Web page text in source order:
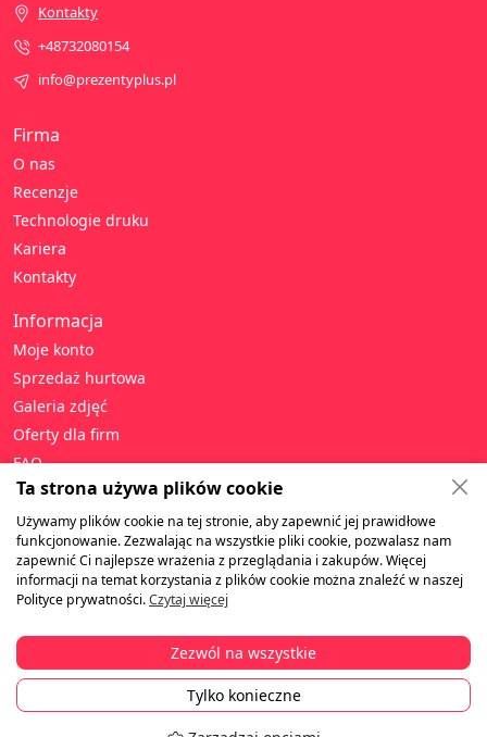
Firma
O nas
Recenzje
Technologie druku
Kariera
Kontakty
Informacja
Moje konto
Sprzedaż hurtowa
Galeria zdjęć
Oferty dla firm
FAQ
Polityka prywatności
Warunki i zasady
Gwarancja i zwroty
Płatność
Kontakty
+48732080154
info@prezentyplus.pl
©2010-2026 Prezentyplus.pl. Wszelkie prawa zastrzeżone.
Ta strona używa plików cookie
Używamy plików cookie na tej stronie, aby zapewnić jej prawidłowe
funkcjonowanie. Zezwalając na wszystkie pliki cookie, pozwalasz nam
zapewnić Ci najlepsze wrażenia z przeglądania i zakupów. Więcej
informacji na temat korzystania z plików cookie można znaleźć w naszej
Polityce prywatności.Czytaj więcej
Zezwól na wszystkie
Tylko konieczne